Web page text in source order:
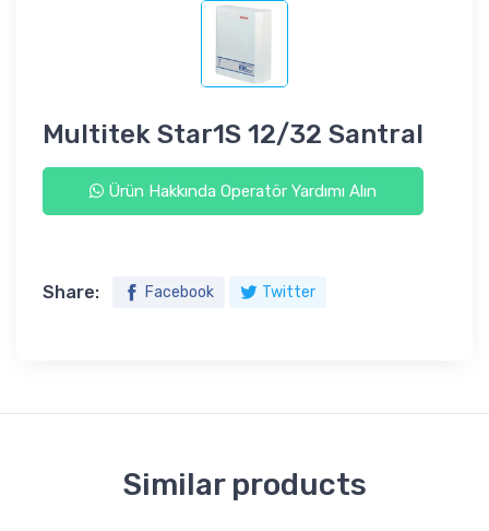
Multitek Star1S 12/32 Santral
Ürün Hakkında Operatör Yardımı Alın
Share: Facebook Twitter
Similar products